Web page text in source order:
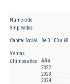
Número de
empleados
Capital Social De 3.100 a
Ventas
últimos años
Año
2022
2023
2024